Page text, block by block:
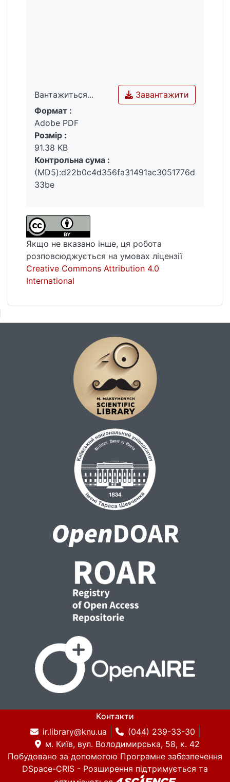
Вантажиться...
Вантажиться...
Завантажити
Формат :
Adobe PDF
Розмір :
91.38 KB
Контрольна сума :
(MD5):d22b0c4d356fa31491ac3051776d
33be
Якщо не вказано інше, ця робота
розповсюджується на умовах ліцензії
Creative Commons Attribution 4.0
International
Контакти
ir.library@knu.ua
(044) 239-33-30
м. Київ, вул. Володимирська, 58, к. 42
Побудовано за допомогою Програмне забезпечення
DSpace-CRIS - Розширення підтримується та